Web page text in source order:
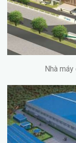
Nhà